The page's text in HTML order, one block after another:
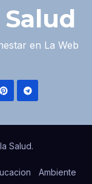
en La Web
Salud.
Ambiente